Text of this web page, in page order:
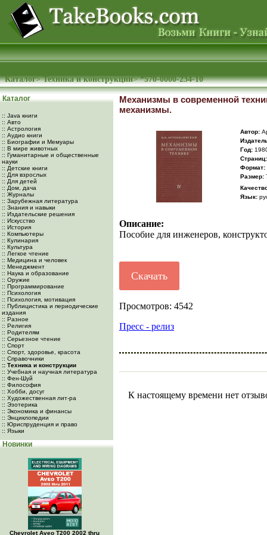
Каталог>Техника и конструкции>*570-0000-234-10
Каталог
:: Java книги
:: Авто
:: Астрология
:: Аудио книги
:: Биографии и Мемуары
:: В мире животных
:: Гуманитарные и общественные
науки
:: Детские книги
:: Для взрослых
:: Для детей
:: Дом, дача
:: Журналы
:: Зарубежная литература
:: Знания и навыки
:: Издательские решения
:: Искусство
:: История
:: Компьютеры
:: Кулинария
:: Культура
:: Легкое чтение
:: Медицина и человек
:: Менеджмент
:: Наука и образование
:: Оружие
:: Программирование
:: Психология
:: Психология, мотивация
:: Публицистика и периодические
издания
:: Разное
:: Религия
:: Родителям
:: Серьезное чтение
:: Спорт
:: Спорт, здоровье, красота
:: Справочники
:: Техника и конструкции
:: Учебная и научная литература
:: Фен-Шуй
:: Философия
:: Хобби, досуг
:: Художественная лит-ра
:: Эзотерика
:: Экономика и финансы
:: Энциклопедии
:: Юриспруденция и право
:: Языки
Новинки
Chevrolet Aveo Т200 2002 thru
Механизмы в современной
механизмы.
Автор:
Год:
Cтраниц:
Формат:
Размер:
Язык:
Описание:
Пособие для инженеров,
Скачать
Просмотров: 4542
Пресс - релиз
К настоящему времени нет